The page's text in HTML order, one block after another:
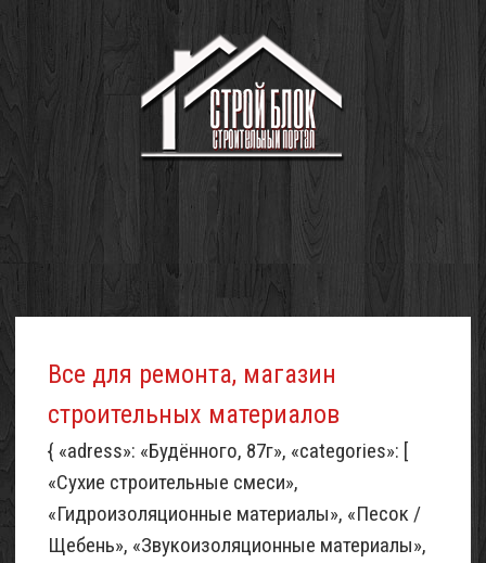
Все для ремонта, магазин
строительных материалов
{ «adress»: «Будённого, 87г», «categories»: [
«Сухие строительные смеси»,
«Гидроизоляционные материалы», «Песок /
Щебень», «Звукоизоляционные материалы»,